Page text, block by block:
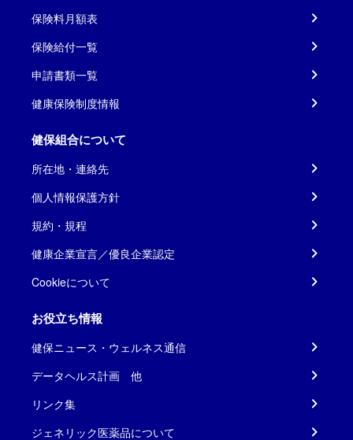
保険料月額表
保険給付一覧
申請書類一覧
健康保険制度情報
健保組合について
所在地・連絡先
個人情報保護方針
規約・規程
健康企業宣言／優良企業認定
Cookieについて
お役立ち情報
健保ニュース・ウェルネス通信
データヘルス計画 他
リンク集
ジェネリック医薬品について